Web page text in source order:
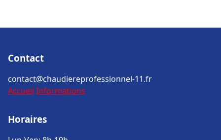
Contact
contact@chaudiereprofessionnel-11.fr
Accueil Informations
Horaires